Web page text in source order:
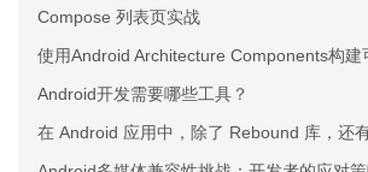
Compose 列表页实战
使用Android Architecture Components构建
Android开发需要哪些工具？
在 Android 应用中，除了 Rebound 库，还